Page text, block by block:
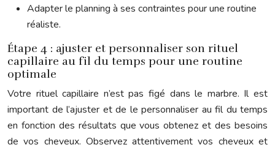
Adapter le planning à ses contraintes pour une routine
réaliste.
Étape 4 : ajuster et personnaliser son rituel
capillaire au fil du temps pour une routine
optimale
Votre rituel capillaire n’est pas figé dans le marbre. Il est
important de l’ajuster et de le personnaliser au fil du temps
en fonction des résultats que vous obtenez et des besoins
de vos cheveux. Observez attentivement vos cheveux et